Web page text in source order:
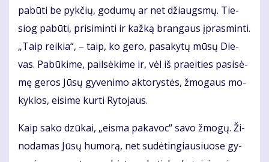
pa­bū­ti be pyk­čių, go­du­mų ar net džiaugs­mų. Tie­
siog pa­bū­ti, pri­si­min­ti ir kaž­ką bran­gaus įpras­min­ti.
„Taip rei­kia“, – taip, ko ge­ro, pa­sa­ky­tų mū­sų Die­
vas. Pa­bū­ki­me, pail­sė­ki­me ir, vėl iš pra­ei­ties pa­si­sė­
mę ge­ros Jū­sų gy­ve­ni­mo ak­to­rys­tės, žmo­gaus mo­
kyk­los, ei­si­me kur­ti Ry­to­jaus.
Kaip sa­ko dzū­kai, „eis­ma pa­ka­voc“ sa­vo žmo­gų. Ži­
no­da­mas Jū­sų hu­mo­rą, net su­dė­tin­giau­siuo­se gy­